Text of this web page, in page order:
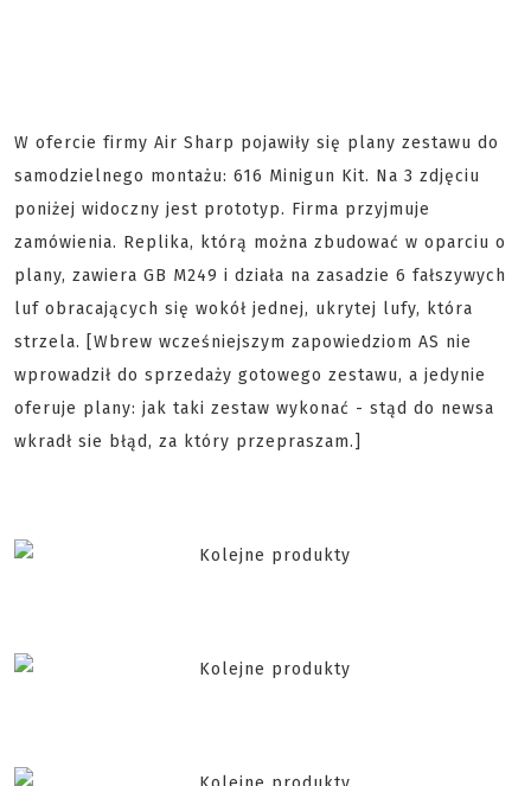
W ofercie firmy Air Sharp pojawiły się plany zestawu do
samodzielnego montażu: 616 Minigun Kit. Na 3 zdjęciu
poniżej widoczny jest prototyp. Firma przyjmuje
zamówienia. Replika, którą można zbudować w oparciu o
plany, zawiera GB M249 i działa na zasadzie 6 fałszywych
luf obracających się wokół jednej, ukrytej lufy, która
strzela. [Wbrew wcześniejszym zapowiedziom AS nie
wprowadził do sprzedaży gotowego zestawu, a jedynie
oferuje plany: jak taki zestaw wykonać - stąd do newsa
wkradł sie błąd, za który przepraszam.]